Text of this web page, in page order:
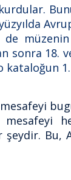
müzenin
18.
Bu,